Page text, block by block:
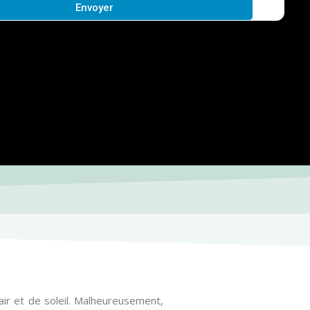
Envoyer
et de soleil. Malheureusement,